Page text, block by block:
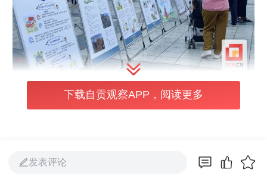
活动现场，各类防灾减灾宣传全面铺开。宣传
置、电动车火灾预防、旅途灾害应对等领域的
下载自贡观察APP，阅读更多
发表评论